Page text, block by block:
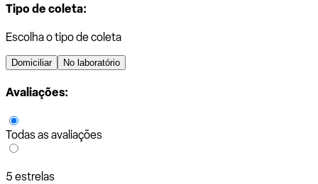
Tipo de coleta:
Escolha o tipo de coleta
Domiciliar No laboratório
Avaliações:
Todas as avaliações
5 estrelas